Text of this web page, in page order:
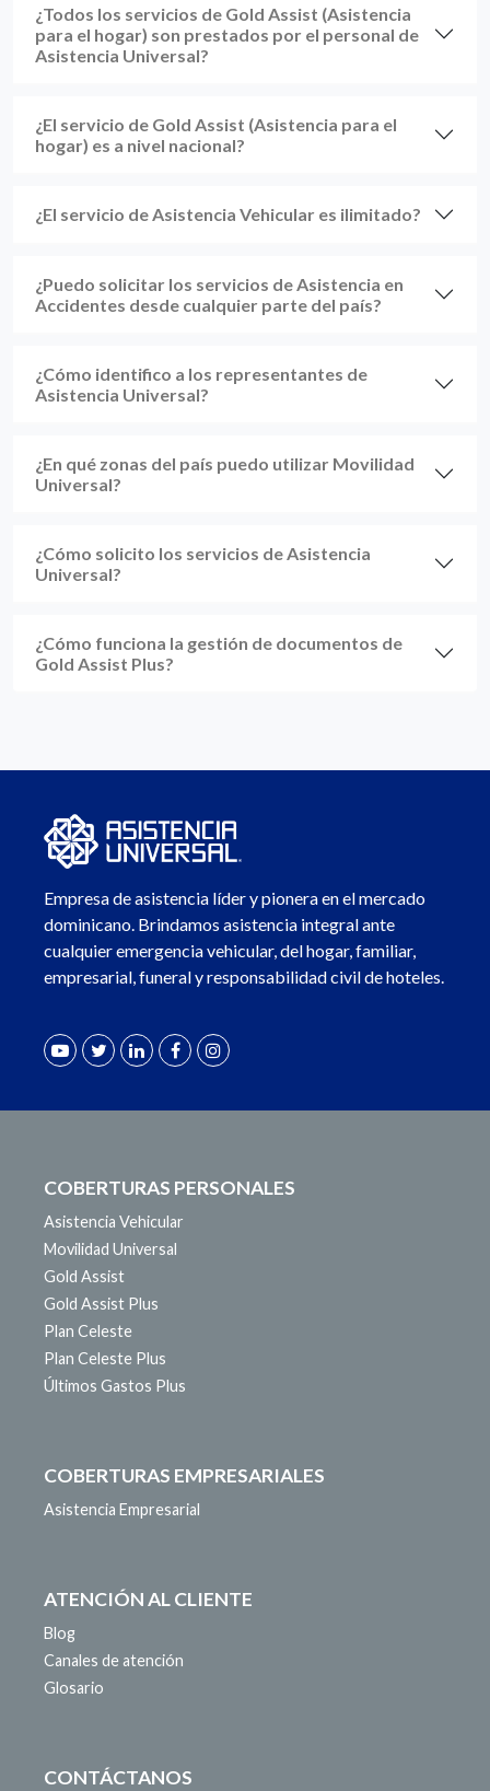
¿Todos los servicios de Gold Assist (Asistencia
para el hogar) son prestados por el personal de
Asistencia Universal?
¿El servicio de Gold Assist (Asistencia para el
hogar) es a nivel nacional?
¿El servicio de Asistencia Vehicular es ilimitado?
¿Puedo solicitar los servicios de Asistencia en
Accidentes desde cualquier parte del país?
¿Cómo identifico a los representantes de
Asistencia Universal?
¿En qué zonas del país puedo utilizar Movilidad
Universal?
¿Cómo solicito los servicios de Asistencia
Universal?
¿Cómo funciona la gestión de documentos de
Gold Assist Plus?
Empresa de asistencia líder y pionera en el mercado
dominicano. Brindamos asistencia integral ante
cualquier emergencia vehicular, del hogar, familiar,
empresarial, funeral y responsabilidad civil de hoteles.
COBERTURAS PERSONALES
Asistencia Vehicular
Movilidad Universal
Gold Assist
Gold Assist Plus
Plan Celeste
Plan Celeste Plus
Últimos Gastos Plus
COBERTURAS EMPRESARIALES
Asistencia Empresarial
ATENCIÓN AL CLIENTE
Blog
Canales de atención
Glosario
CONTÁCTANOS